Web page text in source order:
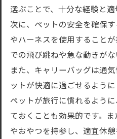
選ぶことで、十分な経験と適
次に、ペットの安全を確保
やハーネスを使用すること
での飛び跳ねや急な動きがな
また、キャリーバッグは通
ットが快適に過ごせるよう
ペットが旅行に慣れるよう
ておくことも効果的です。
やおやつを持参し、適宜休